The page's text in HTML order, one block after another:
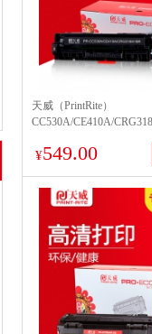
天威（PrintRite）
CC530A/CE410A/
530A/530/30A/410A/410/
M375nw/CP2025/2025N/
MF8350Cdn 单支装
¥549.00